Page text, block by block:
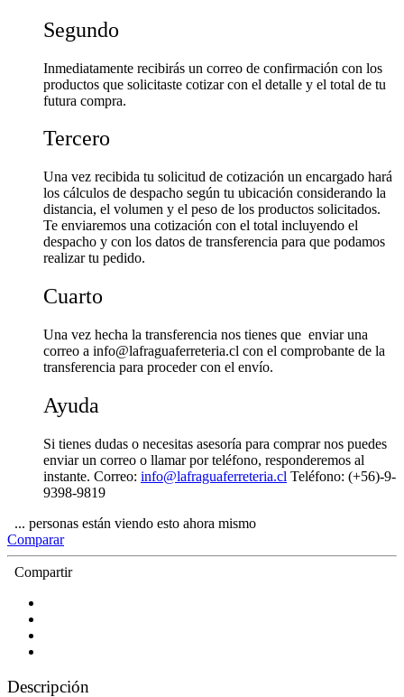
Segundo
Inmediatamente recibirás un correo de confirmación con los
productos que solicitaste cotizar con el detalle y el total de tu
futura compra.
Tercero
Una vez recibida tu solicitud de cotización un encargado hará
los cálculos de despacho según tu ubicación considerando la
distancia, el volumen y el peso de los productos solicitados.
Te enviaremos una cotización con el total incluyendo el
despacho y con los datos de transferencia para que podamos
realizar tu pedido.
Cuarto
Una vez hecha la transferencia nos tienes que enviar una
correo a info@lafraguaferreteria.cl con el comprobante de la
transferencia para proceder con el envío.
Ayuda
Si tienes dudas o necesitas asesoría para comprar nos puedes
enviar un correo o llamar por teléfono, responderemos al
instante. Correo: info@lafraguaferreteria.cl Teléfono: (+56)-9-
9398-9819
... personas están viendo esto ahora mismo
Comparar
Compartir
Descripción